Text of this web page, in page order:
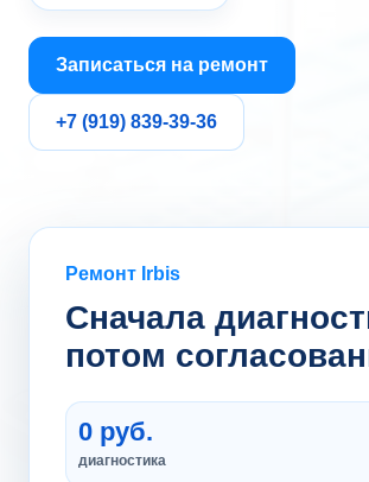
Записаться на ремонт
+7 (919) 839-39-36
Ремонт Irbis
Сначала
потом
0 руб.
диагностика